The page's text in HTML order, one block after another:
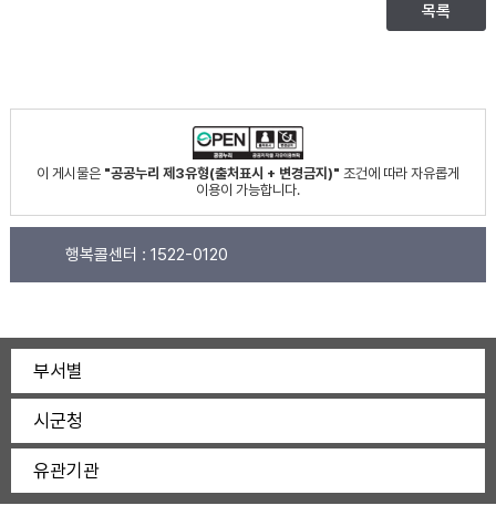
목록
이 게시물은 "공공누리 제3유형(출처표시 + 변경금지)" 조건에 따라 자유롭게
이용이 가능합니다.
행복콜센터 : 1522-0120
부서별
시군청
유관기관